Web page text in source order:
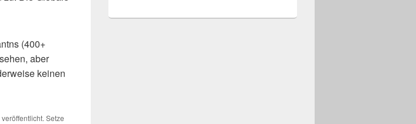
(400+
aber
keinen
veröffentlicht. Setze